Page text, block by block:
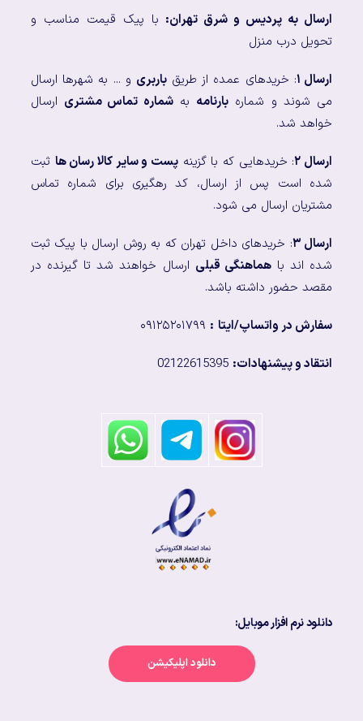
ارسال به پردیس و شرق تهران: با پیک قیمت مناسب و
تحویل درب منزل
ارسال ۱ : خریدهای عمده از طریقباربری و ... به شهرها ارسال
می شوند و شماره بارنامه بهشماره تماس مشتری ارسال
خواهد شد.
ارسال ۲ : خریدهایی که با گزینه پست و سایر کالا رسان ها ثبت
شده است پس از ارسال، کد رهگیری برای شماره تماس
مشتریان ارسال می شود.
ارسال ۳
: خریدهای داخل تهران که به روش ارسال با پیک ثبت
شده اند باهماهنگی قبلی ارسال خواهند شد تا گیرنده در
مقصد حضور داشته باشد.
سفارش در واتساپ/ایتا :
انتقاد و پیشنهادات:
دانلود نرم افزار موبایل:
دانلود اپلیکیشن